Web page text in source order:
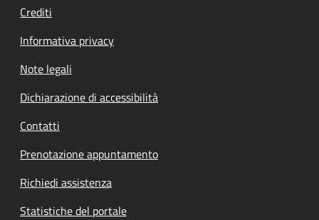
Crediti
Informativa privacy
Note legali
Dichiarazione di accessibilità
Contatti
Prenotazione appuntamento
Richiedi assistenza
Statistiche del portale